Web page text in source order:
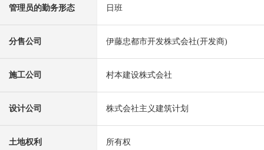
管理员的勤务形态 日班
分售公司 伊藤忠都市开发株式会社(开发商)
施工公司 村本建设株式会社
设计公司 株式会社主义建筑计划
土地权利 所有权